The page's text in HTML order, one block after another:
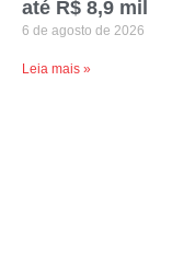
até R$ 8,9 mil
6 de agosto de 2026
Leia mais »